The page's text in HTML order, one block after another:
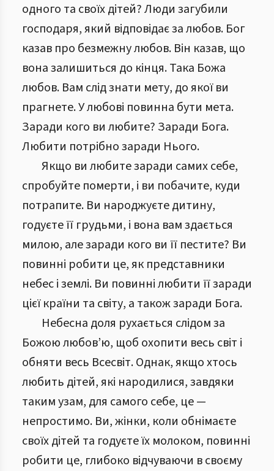
одного та своїх дітей? Люди загубили
господаря, який відповідає за любов. Бог
казав про безмежну любов. Він казав, що
вона залишиться до кінця. Така Божа
любов. Вам слід знати мету, до якої ви
прагнете. У любові повинна бути мета.
Заради кого ви любите? Заради Бога.
Любити потрібно заради Нього.
Якщо ви любите заради самих себе,
спробуйте померти, і ви побачите, куди
потрапите. Ви народжуєте дитину,
годуєте її грудьми, і вона вам здається
милою, але заради кого ви її пестите? Ви
повинні робити це, як представники
небес і землі. Ви повинні любити її заради
цієї країни та світу, а також заради Бога.
Небесна доля рухається слідом за
Божою любов’ю, щоб охопити весь світ і
обняти весь Всесвіт. Однак, якщо хтось
любить дітей, які народилися, завдяки
таким узам, для самого себе, це —
непростимо. Ви, жінки, коли обнімаєте
своїх дітей та годуєте їх молоком, повинні
робити це, глибоко відчуваючи в своєму